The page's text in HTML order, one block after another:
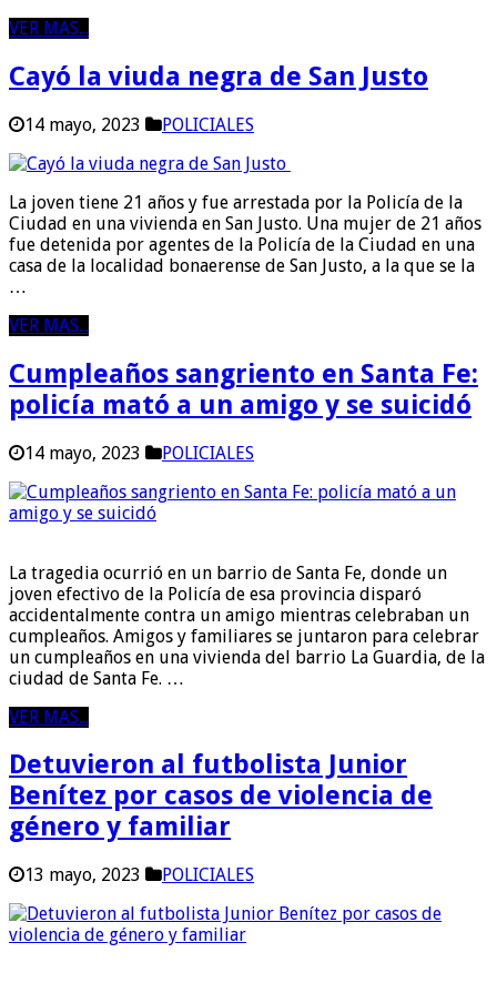
VER MAS...
Cayó la viuda negra de San Justo
14 mayo, 2023 POLICIALES
La joven tiene 21 años y fue arrestada por la Policía de la
Ciudad en una vivienda en San Justo. Una mujer de 21 años
fue detenida por agentes de la Policía de la Ciudad en una
casa de la localidad bonaerense de San Justo, a la que se la
…
VER MAS...
Cumpleaños sangriento en Santa Fe:
policía mató a un amigo y se suicidó
14 mayo, 2023 POLICIALES
La tragedia ocurrió en un barrio de Santa Fe, donde un
joven efectivo de la Policía de esa provincia disparó
accidentalmente contra un amigo mientras celebraban un
cumpleaños. Amigos y familiares se juntaron para celebrar
un cumpleaños en una vivienda del barrio La Guardia, de la
ciudad de Santa Fe. …
VER MAS...
Detuvieron al futbolista Junior
Benítez por casos de violencia de
género y familiar
13 mayo, 2023 POLICIALES